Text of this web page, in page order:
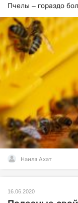
Пчелы – гораздо
Наиля Ахат
16.06.2020